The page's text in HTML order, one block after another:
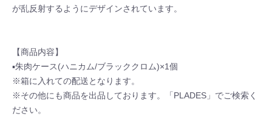
が乱反射するようにデザインされています。
【商品内容】
▪朱肉ケース(ハニカム/ブラッククロム)×1個
※箱に入れての配送となります。
※その他にも商品を出品しております。「PLADES」でご検索く
ださい。